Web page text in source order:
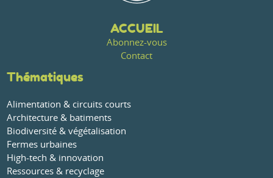
ACCUEIL
Abonnez-vous
Contact
Thématiques
Alimentation & circuits courts
Architecture & batiments
Biodiversité & végétalisation
Fermes urbaines
High-tech & innovation
Ressources & recyclage